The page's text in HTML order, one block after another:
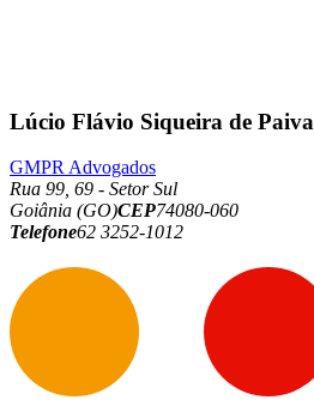
Lúcio Flávio Siqueira de Paiva
GMPR Advogados
Rua 99, 69 - Setor Sul
Goiânia (GO)CEP74080-060
Telefone62 3252-1012